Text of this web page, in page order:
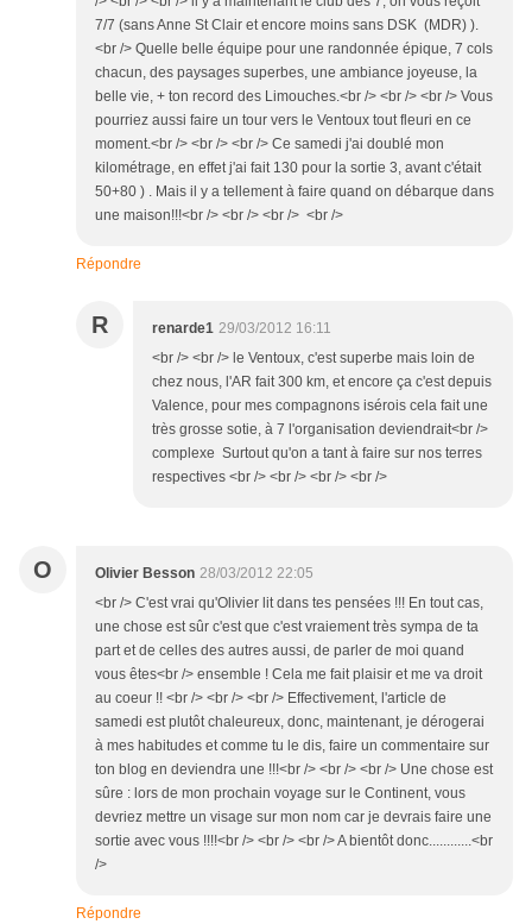
7/7 (sans Anne St Clair et encore moins sans DSK (MDR) ).
<br /> Quelle belle équipe pour une randonnée épique, 7 cols
chacun, des paysages superbes, une ambiance joyeuse, la
belle vie, + ton record des Limouches.<br /> <br /> <br /> Vous
pourriez aussi faire un tour vers le Ventoux tout fleuri en ce
moment.<br /> <br /> <br /> Ce samedi j'ai doublé mon
kilométrage, en effet j'ai fait 130 pour la sortie 3, avant c'était
50+80 ) . Mais il y a tellement à faire quand on débarque dans
une maison!!!<br /> <br /> <br /> <br />
Répondre
R renarde1 29/03/2012 16:11
<br /> <br /> le Ventoux, c'est superbe mais loin de
chez nous, l'AR fait 300 km, et encore ça c'est depuis
Valence, pour mes compagnons isérois cela fait une
très grosse sotie, à 7 l'organisation deviendrait<br />
complexe Surtout qu'on a tant à faire sur nos terres
respectives <br /> <br /> <br /> <br />
O Olivier Besson 28/03/2012 22:05
<br /> C'est vrai qu'Olivier lit dans tes pensées !!! En tout cas,
une chose est sûr c'est que c'est vraiement très sympa de ta
part et de celles des autres aussi, de parler de moi quand
vous êtes<br /> ensemble ! Cela me fait plaisir et me va droit
au coeur !! <br /> <br /> <br /> Effectivement, l'article de
samedi est plutôt chaleureux, donc, maintenant, je dérogerai
à mes habitudes et comme tu le dis, faire un commentaire sur
ton blog en deviendra une !!!<br /> <br /> <br /> Une chose est
sûre : lors de mon prochain voyage sur le Continent, vous
devriez mettre un visage sur mon nom car je devrais faire une
sortie avec vous !!!!<br /> <br /> <br /> A bientôt donc............<br
/>
Répondre